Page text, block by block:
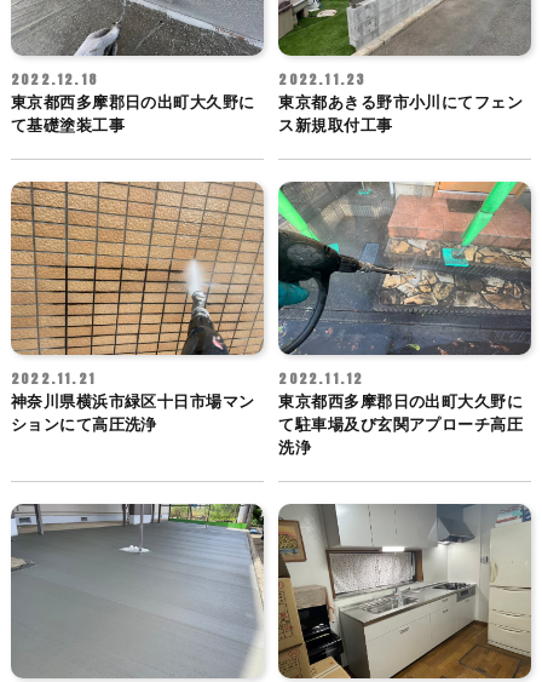
2022.12.18
東京都西多摩郡日の出町大久野に
て基礎塗装工事
2022.11.23
東京都あきる野市小川にてフェン
ス新規取付工事
2022.11.21
神奈川県横浜市緑区十日市場マン
ションにて高圧洗浄
2022.11.12
東京都西多摩郡日の出町大久野に
て駐車場及び玄関アプローチ高圧
洗浄